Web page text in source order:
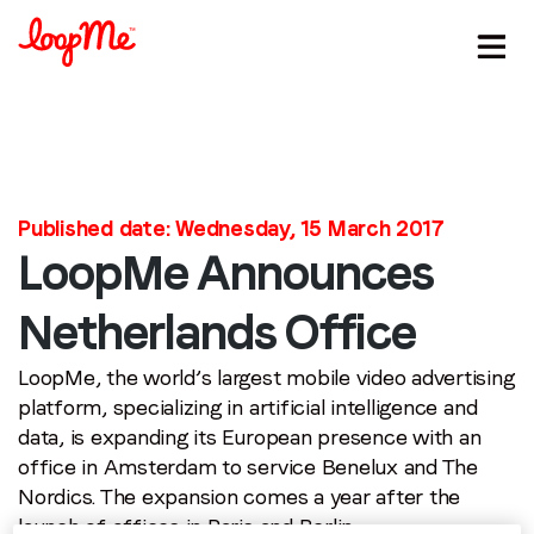
Stay in the loop
First name*
Last name*
Email*
Job title*
Published date: Wednesday, 15 March 2017
LoopMe Announces
Netherlands Office
LoopMe, the world’s largest mobile video advertising
platform, specializing in artificial intelligence and
data, is expanding its European presence with an
office in Amsterdam to service Benelux and The
Nordics. The expansion comes a year after the
launch of offices in Paris and Berlin.